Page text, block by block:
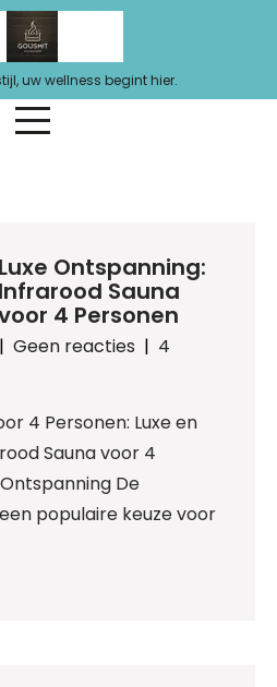
uw wellness begint hier.
Luxe Ontspanning:
Infrarood Sauna
4 Personen
| Geen reacties | 4
4 Personen: Luxe en
Sauna voor 4
De
populaire keuze voor